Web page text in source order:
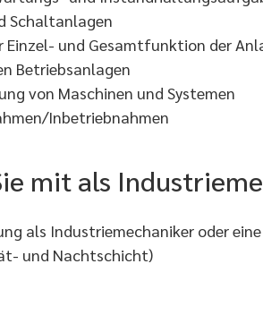
Schaltanlagen
Einzel- und Gesamtfunktion der
Betriebsanlagen
von Maschinen und Systemen
Inbetriebnahmen
mit als
als Industriemechaniker oder
und Nachtschicht)